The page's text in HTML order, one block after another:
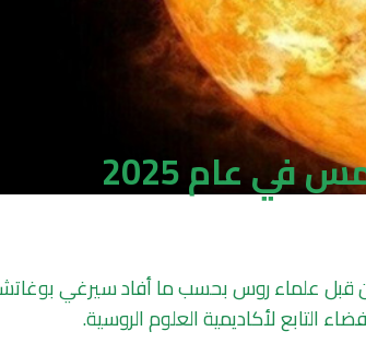
عام 2025
علماء روس بحسب ما أفاد سيرغي
التابع لأكاديمية العلوم الروسية.